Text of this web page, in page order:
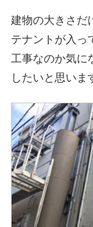
建物の大きさだ
テナントが入っ
工事なのか気に
したいと思いま